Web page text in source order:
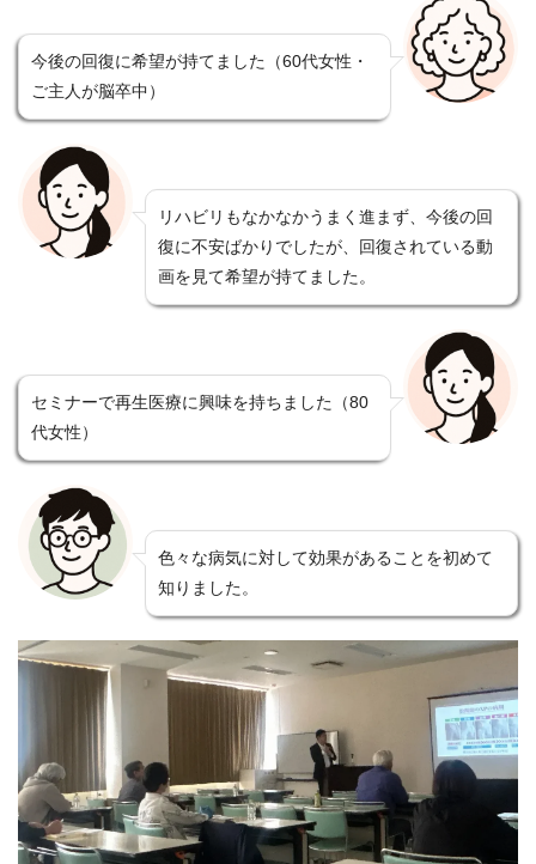
今後の回復に希望が持てました（60代女性・
ご主人が脳卒中）
リハビリもなかなかうまく進まず、今後の回
復に不安ばかりでしたが、回復されている動
画を見て希望が持てました。
セミナーで再生医療に興味を持ちました（80
代女性）
色々な病気に対して効果があることを初めて
知りました。